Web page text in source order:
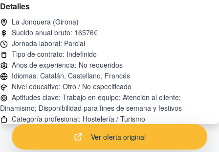
Detalles
Aptitudes clave: Trabajo en equipo; Atención al cliente;
Ver oferta original